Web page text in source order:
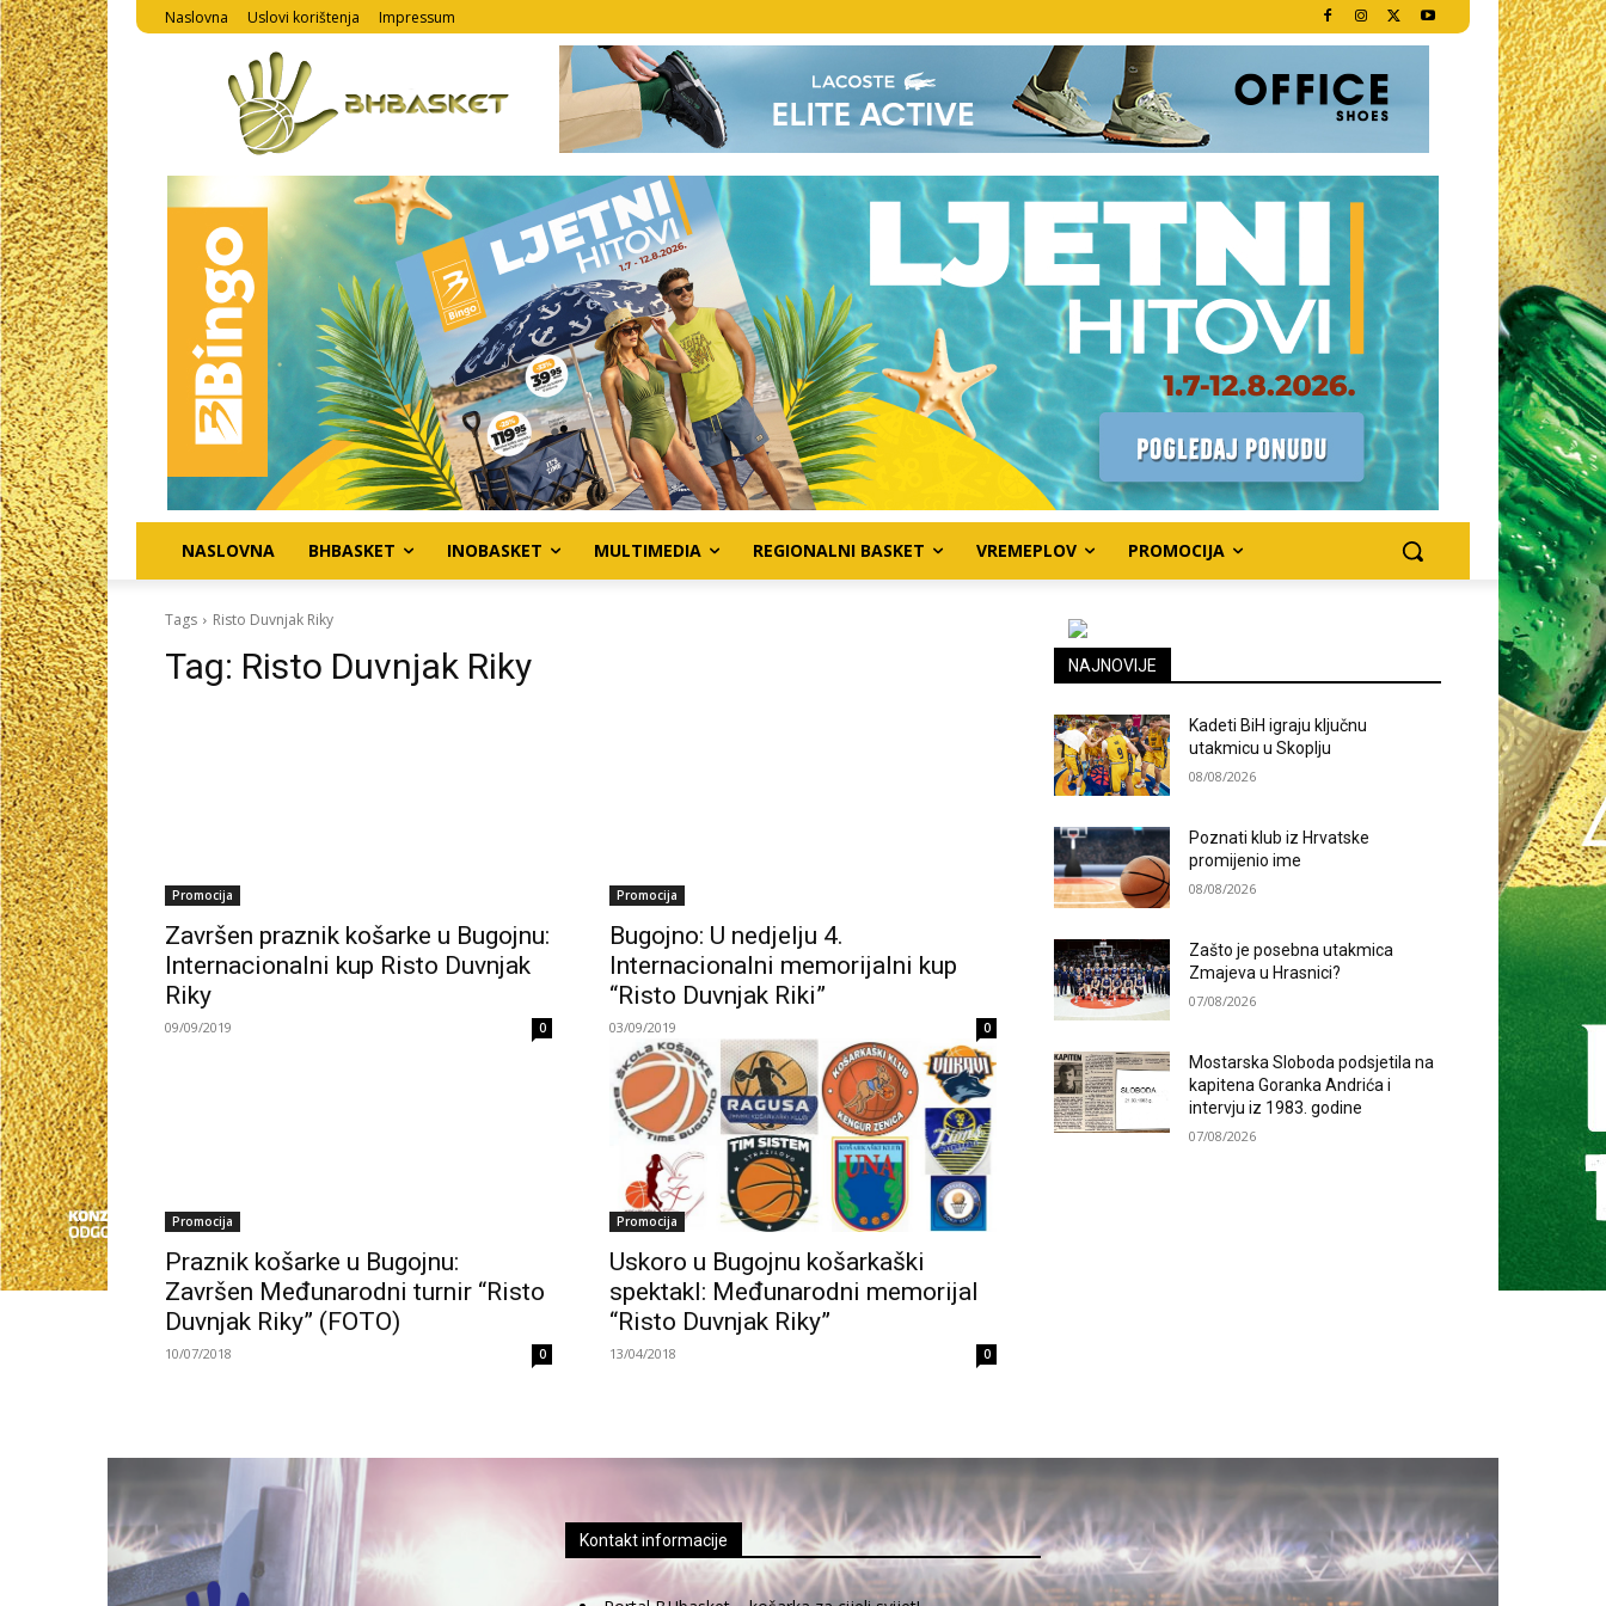
Naslovna Uslovi korištenja Impressum
NASLOVNA BHBASKET INOBASKET MULTIMEDIA REGIONALNI BASKET VREMEPLOV PROMOCIJA
Tags Risto Duvnjak Riky
Tag: Risto Duvnjak Riky
Promocija
Završen praznik košarke u Bugojnu:
Internacionalni kup Risto Duvnjak
Riky
09/09/2019 0
Promocija
Bugojno: U nedjelju 4.
Internacionalni memorijalni kup
“Risto Duvnjak Riki”
03/09/2019 0
Promocija
Praznik košarke u Bugojnu:
Završen Međunarodni turnir “Risto
Duvnjak Riky” (FOTO)
10/07/2018 0
Promocija
Uskoro u Bugojnu košarkaški
spektakl: Međunarodni memorijal
“Risto Duvnjak Riky”
13/04/2018 0
NAJNOVIJE
Kadeti BiH igraju ključnu
utakmicu u Skoplju
08/08/2026
Poznati klub iz Hrvatske
promijenio ime
08/08/2026
Zašto je posebna utakmica
Zmajeva u Hrasnici?
07/08/2026
Mostarska Sloboda podsjetila na
kapitena Goranka Andrića i
intervju iz 1983. godine
07/08/2026
Kontakt informacije